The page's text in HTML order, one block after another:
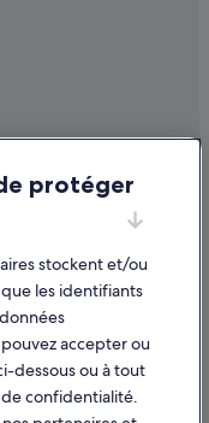
de vacances
protéger
stockent et/ou
les identifiants
accepter ou
dessous ou à tout
confidentialité.